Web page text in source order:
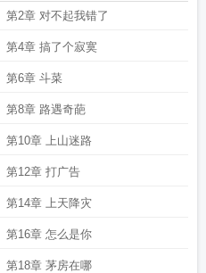
第2章 对不起我错了
第4章 搞了个寂寞
第6章 斗菜
第8章 路遇奇葩
第10章 上山迷路
第12章 打广告
第14章 上天降灾
第16章 怎么是你
第18章 茅房在哪